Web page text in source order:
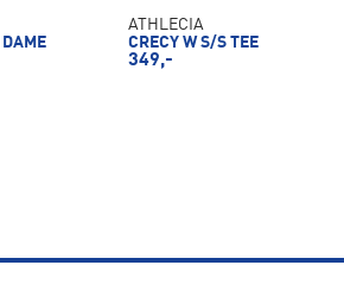
ATHLECIA
CRECY W S/S TEE
349,-